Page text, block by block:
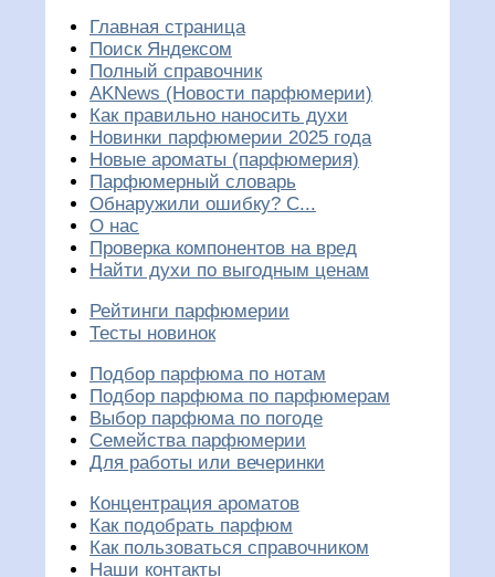
Главная страница
Поиск Яндексом
Полный справочник
AKNews (Новости парфюмерии)
Как правильно наносить духи
Новинки парфюмерии 2025 года
Новые ароматы (парфюмерия)
Парфюмерный словарь
Обнаружили ошибку? С...
О нас
Проверка компонентов на вред
Найти духи по выгодным ценам
Рейтинги парфюмерии
Тесты новинок
Подбор парфюма по нотам
Подбор парфюма по парфюмерам
Выбор парфюма по погоде
Семейства парфюмерии
Для работы или вечеринки
Концентрация ароматов
Как подобрать парфюм
Как пользоваться справочником
Наши контакты